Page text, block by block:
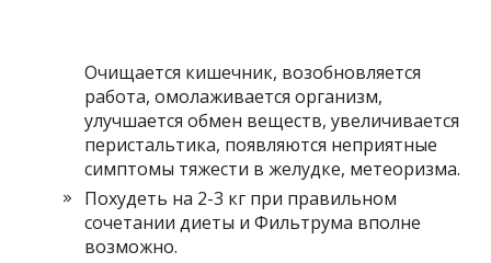
Очищается кишечник, возобновляется
работа, омолаживается организм,
улучшается обмен веществ, увеличивается
перистальтика, появляются неприятные
симптомы тяжести в желудке, метеоризма.
Похудеть на 2-3 кг при правильном
сочетании диеты и Фильтрума вполне
возможно.